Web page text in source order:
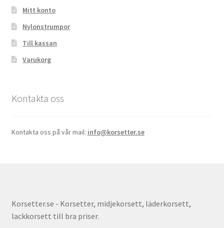
Mitt konto
Nylonstrumpor
Till kassan
Varukorg
Kontakta oss
Kontakta oss på vår mail: info@korsetter.se
Korsetter.se - Korsetter, midjekorsett, läderkorsett,
lackkorsett till bra priser.